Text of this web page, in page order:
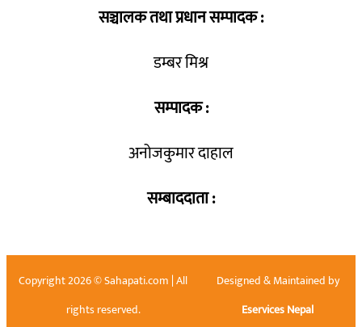
सञ्चालक तथा प्रधान सम्पादक :
डम्बर मिश्र
सम्पादक :
अनोजकुमार दाहाल
सम्बाददाता :
Copyright 2026 © Sahapati.com | All
rights reserved.
Designed & Maintained by
Eservices Nepal